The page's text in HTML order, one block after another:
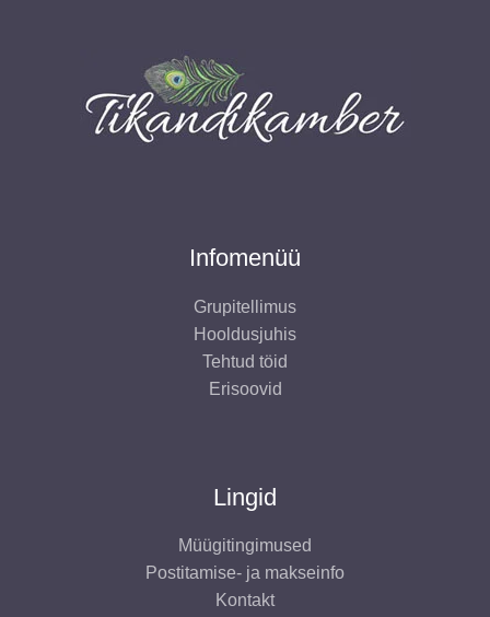
Infomenüü
Grupitellimus
Hooldusjuhis
Tehtud töid
Erisoovid
Lingid
Müügitingimused
Postitamise- ja makseinfo
Kontakt